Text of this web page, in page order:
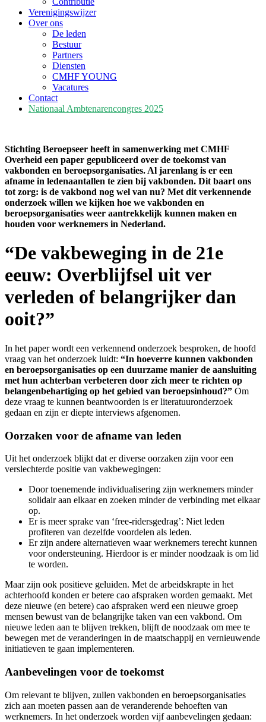
Verenigingswijzer
Over ons
De leden
Bestuur
Partners
Diensten
CMHF YOUNG
Vacatures
Contact
Nationaal Ambtenarencongres 2025
Stichting Beroepseer heeft in samenwerking met CMHF
Overheid een paper gepubliceerd over de toekomst van
vakbonden en beroepsorganisaties. Al jarenlang is er een
afname in ledenaantallen te zien bij vakbonden. Dit baart ons
tot zorg: is de vakbond nog wel van nu? Met dit verkennende
onderzoek willen we kijken hoe we vakbonden en
beroepsorganisaties weer aantrekkelijk kunnen maken en
houden voor werknemers in Nederland.
“De vakbeweging in de 21e
eeuw: Overblijfsel uit ver
verleden of belangrijker dan
ooit?”
In het paper wordt een verkennend onderzoek besproken, de hoofd
vraag van het onderzoek luidt: “In hoeverre kunnen vakbonden
en beroepsorganisaties op een duurzame manier de aansluiting
met hun achterban verbeteren door zich meer te richten op
belangenbehartiging op het gebied van beroepsinhoud?” Om
deze vraag te kunnen beantwoorden is er literatuuronderzoek
gedaan en zijn er diepte interviews afgenomen.
Oorzaken voor de afname van leden
Uit het onderzoek blijkt dat er diverse oorzaken zijn voor een
verslechterde positie van vakbewegingen:
Door toenemende individualisering zijn werknemers minder
solidair aan elkaar en zoeken minder de verbinding met elkaar
op.
Er is meer sprake van ‘free-ridersgedrag’: Niet leden
profiteren van dezelfde voordelen als leden.
Er zijn andere alternatieven waar werknemers terecht kunnen
voor ondersteuning. Hierdoor is er minder noodzaak is om lid
te worden.
Maar zijn ook positieve geluiden. Met de arbeidskrapte in het
achterhoofd konden er betere cao afspraken worden gemaakt. Met
deze nieuwe (en betere) cao afspraken werd een nieuwe groep
mensen bewust van de belangrijke taken van een vakbond. Om
nieuwe leden aan te blijven trekken, blijft de noodzaak om mee te
bewegen met de veranderingen in de maatschappij en vernieuwende
initiatieven te gaan implementeren.
Aanbevelingen voor de toekomst
Om relevant te blijven, zullen vakbonden en beroepsorganisaties
zich aan moeten passen aan de veranderende behoeften van
werknemers. In het onderzoek worden vijf aanbevelingen gedaan: